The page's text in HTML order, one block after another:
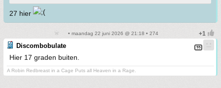
27 hier
• maandag 22 juni 2026 @ 21:18 • 274
Discombobulate
Hier 17 graden buiten.
A Robin Redbreast in a Cage Puts all Heaven in a Rage.